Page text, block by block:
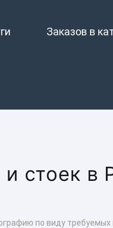
Заказов в
стоек в
по виду требуемых